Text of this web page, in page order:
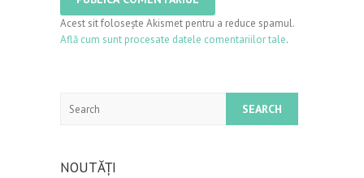
Acest sit folosește Akismet pentru a reduce spamul.
Află cum sunt procesate datele comentariilor tale.
NOUTĂȚI